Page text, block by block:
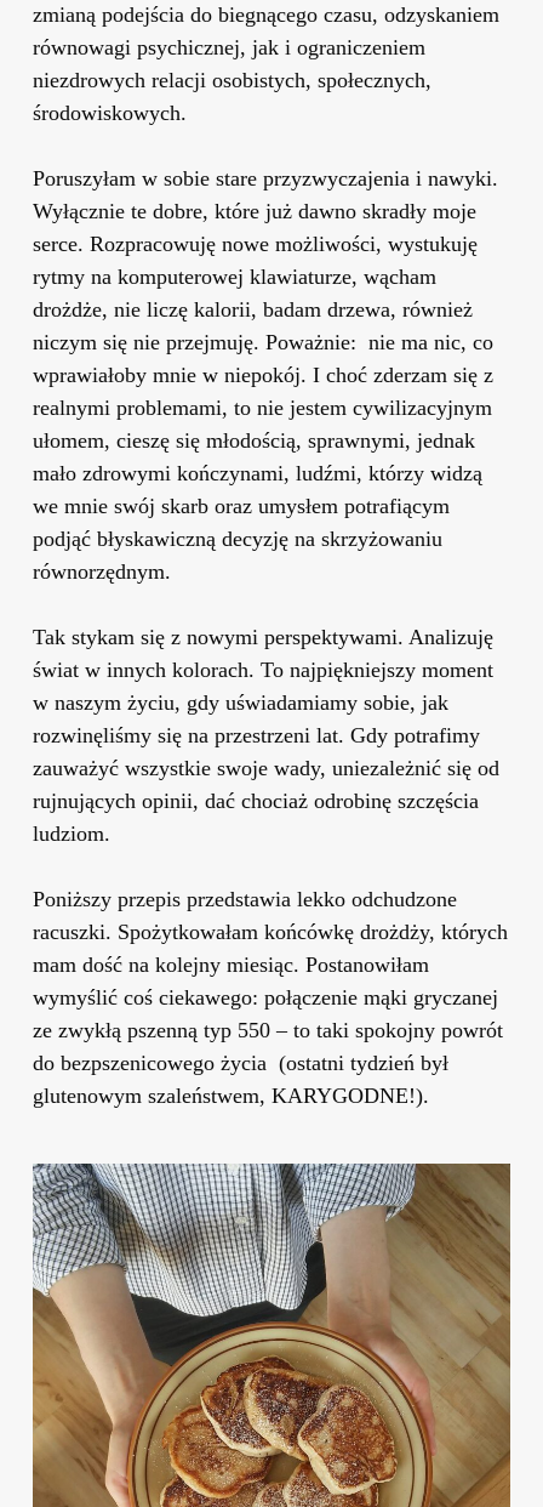
zmianą podejścia do biegnącego czasu, odzyskaniem
równowagi psychicznej, jak i ograniczeniem
niezdrowych relacji osobistych, społecznych,
środowiskowych.
Poruszyłam w sobie stare przyzwyczajenia i nawyki.
Wyłącznie te dobre, które już dawno skradły moje
serce. Rozpracowuję nowe możliwości, wystukuję
rytmy na komputerowej klawiaturze, wącham
drożdże, nie liczę kalorii, badam drzewa, również
niczym się nie przejmuję. Poważnie: nie ma nic, co
wprawiałoby mnie w niepokój. I choć zderzam się z
realnymi problemami, to nie jestem cywilizacyjnym
ułomem, cieszę się młodością, sprawnymi, jednak
mało zdrowymi kończynami, ludźmi, którzy widzą
we mnie swój skarb oraz umysłem potrafiącym
podjąć błyskawiczną decyzję na skrzyżowaniu
równorzędnym.
Tak stykam się z nowymi perspektywami. Analizuję
świat w innych kolorach. To najpiękniejszy moment
w naszym życiu, gdy uświadamiamy sobie, jak
rozwinęliśmy się na przestrzeni lat. Gdy potrafimy
zauważyć wszystkie swoje wady, uniezależnić się od
rujnujących opinii, dać chociaż odrobinę szczęścia
ludziom.
Poniższy przepis przedstawia lekko odchudzone
racuszki. Spożytkowałam końcówkę drożdży, których
mam dość na kolejny miesiąc. Postanowiłam
wymyślić coś ciekawego: połączenie mąki gryczanej
ze zwykłą pszenną typ 550 – to taki spokojny powrót
do bezpszenicowego życia (ostatni tydzień był
glutenowym szaleństwem, KARYGODNE!).